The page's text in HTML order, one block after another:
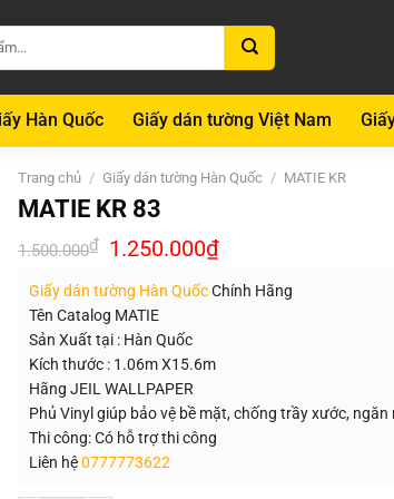
Hàn Quốc Giấy dán tường Việt Nam
Trang chủ / Giấy dán tường Hàn Quốc / MATIE KR
MATIE KR 83
1.500.000₫ Giá
gốc
1.500.000₫.
1.250.000₫Giá
hiện
là:
Giấy dán tường Hàn QuốcChính Hãng
Tên Catalog MATIE
Sản Xuất tại : Hàn Quốc
Kích thước : 1.06m X15.6m
Hãng JEIL WALLPAPER
Phủ Vinyl giúp bảo vệ bề mặt, chống trầy xước,
Thi công: Có hỗ trợ thi công
Liên hệ0777773622